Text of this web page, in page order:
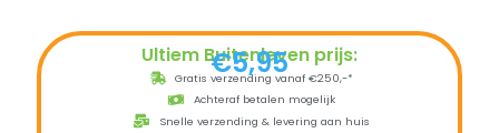
Ultiem Buitenleven prijs:
€5,95
Gratis verzending vanaf €250,-*
Achteraf betalen mogelijk
Snelle verzending & levering aan huis